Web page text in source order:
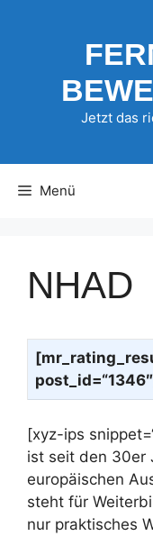
Jetzt das
Menü
NHAD
[xyz-ips
ist seit den 30er
europäischen
steht für
nur praktisches